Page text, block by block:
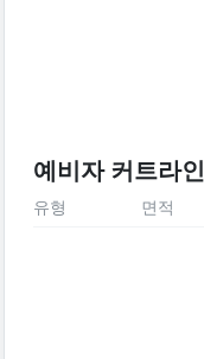
예비자 커트라인
유형 면적